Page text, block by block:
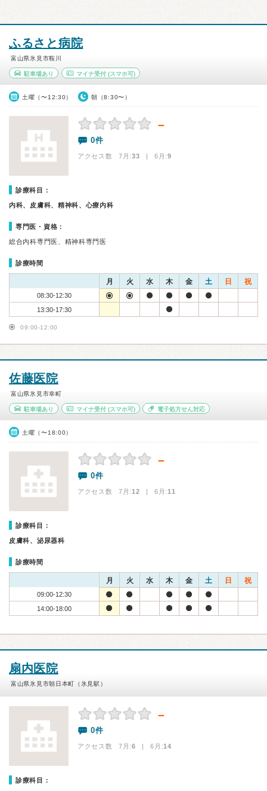
ふるさと病院
富山県氷見市鞍川
駐車場あり マイナ受付(スマホ可)
土曜（〜12:30） 朝（8:30〜）
－
0件
アクセス数 7月:33 | 6月:9
診療科目：
内科、皮膚科、精神科、心療内科
専門医・資格：
総合内科専門医、精神科専門医
診療時間
月 火 水 木 金 土 日 祝
08:30-12:30
13:30-17:30
09:00-12:00
佐藤医院
富山県氷見市幸町
駐車場あり マイナ受付(スマホ可) 電子処方せん対応
土曜（〜18:00）
－
0件
アクセス数 7月:12 | 6月:11
診療科目：
皮膚科、泌尿器科
診療時間
月 火 水 木 金 土 日 祝
09:00-12:30
14:00-18:00
扇内医院
富山県氷見市朝日本町（氷見駅）
－
0件
アクセス数 7月:6 | 6月:14
診療科目：